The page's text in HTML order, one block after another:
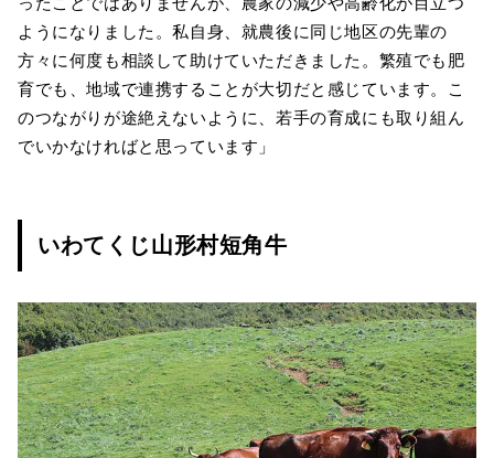
ようになりました。私自身、就農後に同じ地区の先輩の
方々に何度も相談して助けていただきました。繁殖でも肥
育でも、地域で連携することが大切だと感じています。こ
のつながりが途絶えないように、若手の育成にも取り組ん
でいかなければと思っています」
いわてくじ山形村短角牛